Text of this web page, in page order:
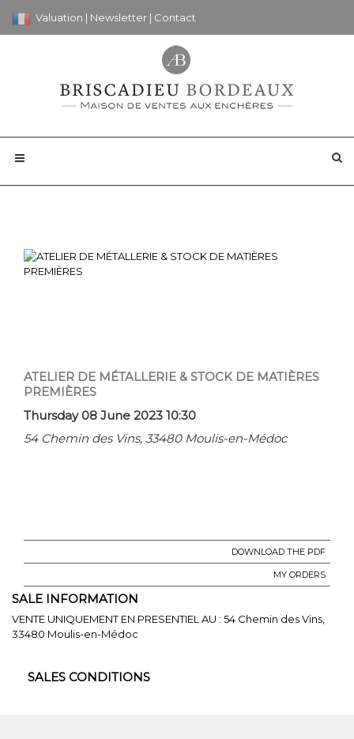
Valuation | Newsletter | Contact
ATELIER DE MÉTALLERIE & STOCK DE MATIÈRES
PREMIÈRES
Thursday 08 June 2023 10:30
54 Chemin des Vins, 33480 Moulis-en-Médoc
DOWNLOAD THE PDF
MY ORDERS
SALE INFORMATION
VENTE UNIQUEMENT EN PRESENTIEL AU : 54 Chemin des Vins,
33480 Moulis-en-Médoc
SALES CONDITIONS